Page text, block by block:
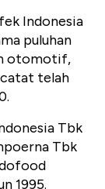
Indonesia
puluhan
otomotif,
telah
Tbk
Tbk
1995.